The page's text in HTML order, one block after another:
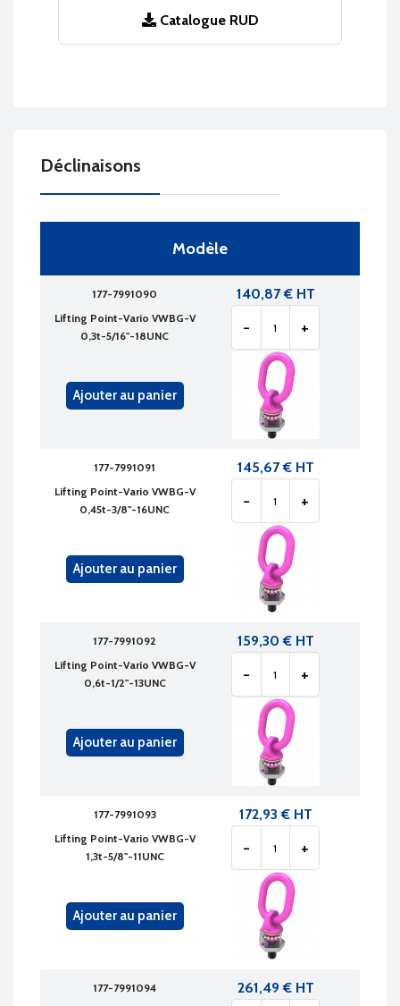
Catalogue RUD
Déclinaisons
Modèle
177-7991090
Lifting Point-Vario VWBG-V
0,3t-5/16"-18UNC
140,87 € HT
- +
Ajouter au panier
177-7991091
Lifting Point-Vario VWBG-V
0,45t-3/8"-16UNC
145,67 € HT
- +
Ajouter au panier
177-7991092
Lifting Point-Vario VWBG-V
0,6t-1/2"-13UNC
159,30 € HT
- +
Ajouter au panier
177-7991093
Lifting Point-Vario VWBG-V
1,3t-5/8"-11UNC
172,93 € HT
- +
Ajouter au panier
177-7991094
261,49 € HT